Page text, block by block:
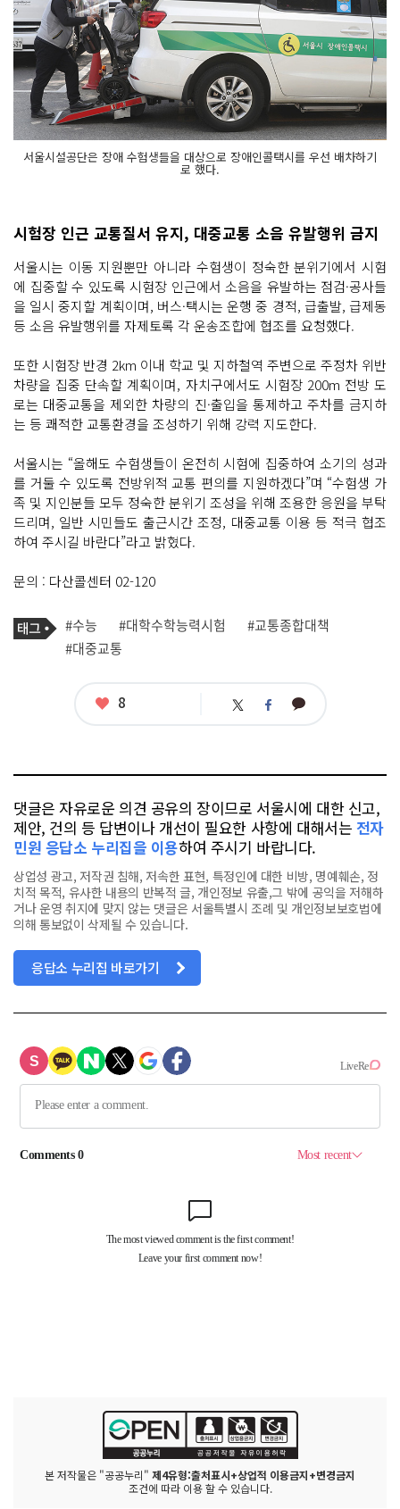
서울시설공단은 장애 수험생들을 대상으로 장애인콜택시를 우선 배차하기
로 했다.
시험장 인근 교통질서 유지, 대중교통 소음 유발행위 금지
서울시는 이동 지원뿐만 아니라 수험생이 정숙한 분위기에서 시험
에 집중할 수 있도록 시험장 인근에서 소음을 유발하는 점검·공사들
을 일시 중지할 계획이며, 버스·택시는 운행 중 경적, 급출발, 급제동
등 소음 유발행위를 자제토록 각 운송조합에 협조를 요청했다.
또한 시험장 반경 2km 이내 학교 및 지하철역 주변으로 주정차 위반
차량을 집중 단속할 계획이며, 자치구에서도 시험장 200m 전방 도
로는 대중교통을 제외한 차량의 진·출입을 통제하고 주차를 금지하
는 등 쾌적한 교통환경을 조성하기 위해 강력 지도한다.
서울시는 “올해도 수험생들이 온전히 시험에 집중하여 소기의 성과
를 거둘 수 있도록 전방위적 교통 편의를 지원하겠다”며 “수험생 가
족 및 지인분들 모두 정숙한 분위기 조성을 위해 조용한 응원을 부탁
드리며, 일반 시민들도 출근시간 조정, 대중교통 이용 등 적극 협조
하여 주시길 바란다”라고 밝혔다.
문의 : 다산콜센터 02-120
기
사
관
련
태
그
#수능 #대학수학능력시험
#교통종합대책
#대중교통
좋
8 트 페 카
댓글은 자유로운 의견 공유의 장이므로 서울시에 대한 신고,
제안, 건의 등 답변이나 개선이 필요한 사항에 대해서는 전자
민원 응답소 누리집을 이용하여 주시기 바랍니다.
상업성 광고, 저작권 침해, 저속한 표현, 특정인에 대한 비방, 명예훼손, 정
치적 목적, 유사한 내용의 반복적 글, 개인정보 유출,그 밖에 공익을 저해하
거나 운영 취지에 맞지 않는 댓글은 서울특별시 조례 및 개인정보보호법에
의해 통보없이 삭제될 수 있습니다.
응답소 누리집 바로가기
본 저작물은 "공공누리" 제4유형:출처표시+상업적 이용금지+변경금지
조건에 따라 이용 할 수 있습니다.